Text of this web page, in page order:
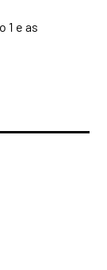
1 e as